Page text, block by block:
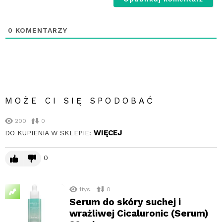
0 KOMENTARZY
MOŻE CI SIĘ SPODOBAĆ
200 0
DO KUPIENIA W SKLEPIE: WIĘCEJ
0
1tys. 0
Serum do skóry suchej i
wrażliwej Cicaluronic (Serum)